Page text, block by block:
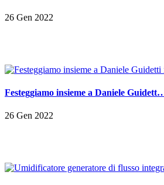
26 Gen 2022
Festeggiamo insieme a Daniele
26 Gen 2022